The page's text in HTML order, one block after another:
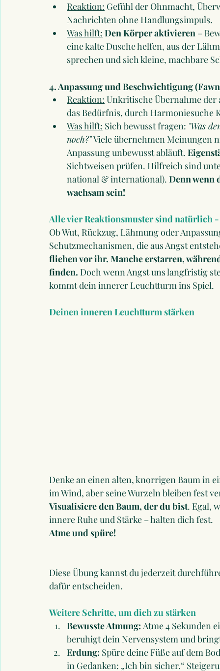
Reaktion: Gefühl der Ohnmacht,
Nachrichten ohne Handlungsimpuls.
Was hilft: Den Körper aktivieren –
eine kalte Dusche helfen, aus der
sprechen und sich kleine, machbare
4. Anpassung und Beschwichtigung
Reaktion: Unkritische Übernahme
das Bedürfnis, durch Harmoniesuche
Was hilft: Sich bewusst fragen: "Was
noch?" Viele übernehmen Meinungen
Anpassung unbewusst abläuft.
Sichtweisen prüfen. Hilfreich sind
national & international). Denn wenn
wachsam sein!
Alle vier Reaktionsmuster sind natürlich -
Ob Wut, Rückzug, Lähmung oder
Schutzmechanismen, die aus Angst
fliehen vor ihr. Manche erstarren,
finden. Doch wenn Angst uns langfristig
kommt dein innerer Leuchtturm ins Spiel.
Deinen inneren Leuchtturm stärken
Denke an einen alten, knorrigen Baum in
im Wind, aber seine Wurzeln bleiben fest
Visualisiere den Baum, der du bist. Egal,
innere Ruhe und Stärke – halten dich fest.
Atme und spüre!
Diese Übung kannst du jederzeit
dafür entscheiden.
Weitere Schritte, um dich zu stärken
Bewusste Atmung: Atme 4 Sekunden
beruhigt dein Nervensystem und
Erdung: Spüre deine Füße auf dem
in Gedanken: „Ich bin sicher.“